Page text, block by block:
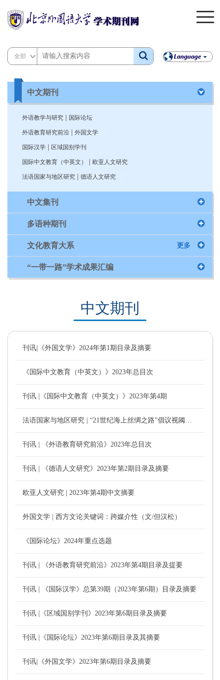
全部
中文期刊
外语教学与研究 国际论坛
外语教育研究前沿 外国文学
国际汉学 区域国别学刊
国际中文教育（中英文） 欧亚人文研究
法语国家与地区研究 德语人文研究
中文集刊
多语种期刊
文化教育大系 更多
“一带一路”学术成果汇编
中文期刊
刊讯|《外国文学》2024年第1期目录及摘要
《国际中文教育（中英文）》2023年总目次
刊讯 |《国际中文教育（中英文）》2023年第4期
刊讯 | 《外语教育研究前沿》2023年总目次
刊讯 | 《德语人文研究》2023年第2期目录及摘要
欧亚人文研究 | 2023年第4期中文摘要
外国文学 | 西方文论关键词：跨媒介性（文/但汉松）
《国际论坛》2024年重点选题
刊讯 | 《外语教育研究前沿》2023年第4期目录及提要
刊讯 | 《国际汉学》总第39期（2023年第6期）目录及摘要
刊讯 |《区域国别学刊》2023年第6期目录及摘要
刊讯 |《国际论坛》2023年第6期目录及其摘要
刊讯|《外国文学》2023年第6期目录及摘要